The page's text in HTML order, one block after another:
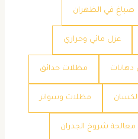
صباغ في الظهران
عزل مائي وحراري
دهانات مظلات حدائق
مظلات وسواتر
معالجة شروخ الجدران